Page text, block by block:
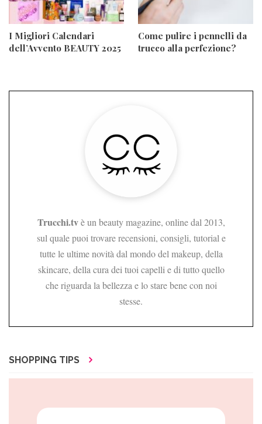
I Migliori Calendari
dell’Avvento BEAUTY 2025
Come pulire i pennelli da
trucco alla perfezione?
Trucchi.tvè un beauty magazine, online dal 2013,
sul quale puoi trovare recensioni, consigli, tutorial e
tutte le ultime novità dal mondo del makeup, della
skincare, della cura dei tuoi capelli e di tutto quello
che riguarda la bellezza e lo stare bene con noi
stesse.
SHOPPING TIPS